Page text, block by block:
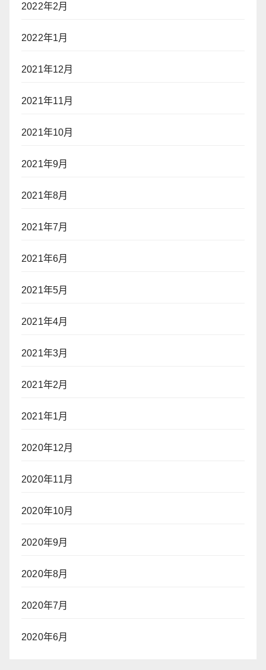
2022年2月
2022年1月
2021年12月
2021年11月
2021年10月
2021年9月
2021年8月
2021年7月
2021年6月
2021年5月
2021年4月
2021年3月
2021年2月
2021年1月
2020年12月
2020年11月
2020年10月
2020年9月
2020年8月
2020年7月
2020年6月